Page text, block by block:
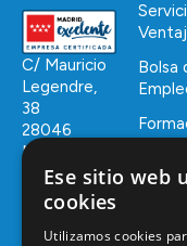
C/ Mauricio
Legendre,
38
28046
Madrid
91 561 29 05
Bolsa
Ese sitio web
cookies
Utilizamos cookies